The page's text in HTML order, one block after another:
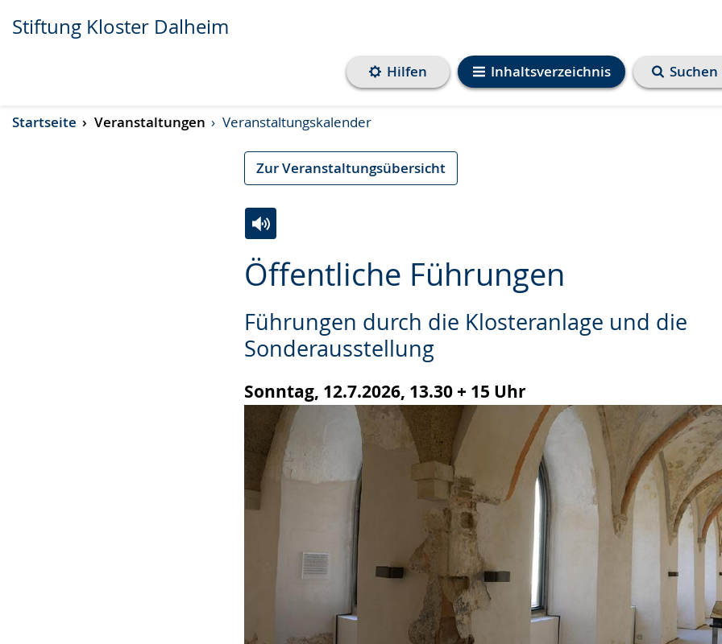
Transkript anzeigen
Abspielen
Pausieren
Stiftung Kloster Dalheim
Inhaltsverzeichnis
Hilfen Suchen
Startseite Veranstaltungen Veranstaltungskalender
Zur Veranstaltungsübersicht
Öffentliche Führungen
Führungen durch die Klosteranlage und die
Sonderausstellung
Sonntag, 12.7.2026, 13.30 + 15 Uhr
Leichten
wechseln.
Audio-
Video
Deutscher
Gebärdensprache
angezeigt.